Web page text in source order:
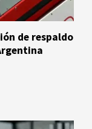
de respaldo